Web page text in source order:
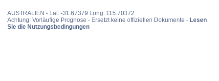
AUSTRALIEN - Lat: -31.67379 Long: 115.70372
Achtung: Vorläufige Prognose - Ersetzt keine offiziellen Dokumente - Lesen
Sie die Nutzungsbedingungen